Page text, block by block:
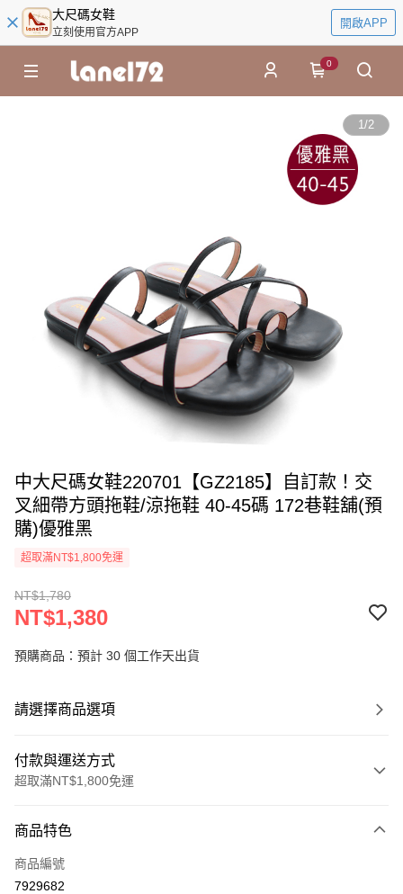
大尺碼女鞋
立刻使用官方APP
開啟APP
0
1/2
中大尺碼女鞋220701【GZ2185】自訂款！交
叉細帶方頭拖鞋/涼拖鞋 40-45碼 172巷鞋舖(預
購)優雅黑
超取滿NT$1,800免運
NT$1,780
NT$1,380
預購商品：預計 30 個工作天出貨
請選擇商品選項
付款與運送方式
超取滿NT$1,800免運
信用卡一次付款
超商取貨付款
商品特色
商品編號
7929682